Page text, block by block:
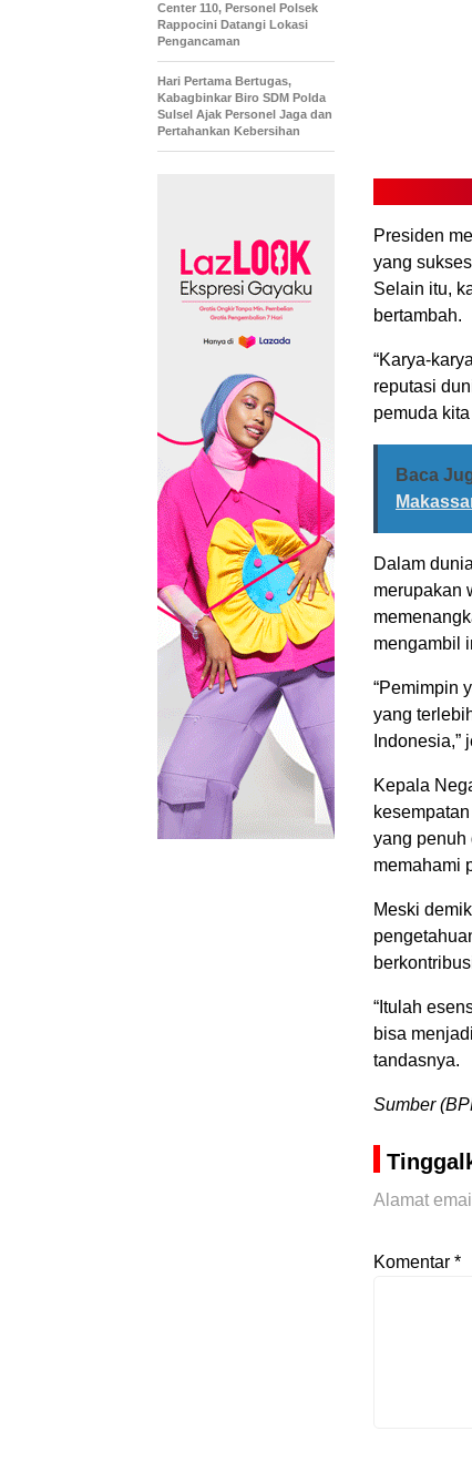
Presiden
yang
Selain itu,
bertambah.
“Karya-
reputasi
pemuda
Baca
Dalam
merupakan
mengambil
“Pemimpin
yang
Indonesia,”
Kepala
yang penuh
memahami
Meski
“Itulah
bisa
tandasnya.
Sumber
Alamat
Komentar *
Center 110, Personel Polsek
Rappocini Datangi Lokasi
Pengancaman
Hari Pertama Bertugas,
Kabagbinkar Biro SDM Polda
Sulsel Ajak Personel Jaga dan
Pertahankan Kebersihan